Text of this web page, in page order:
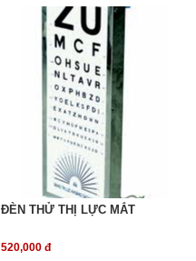
ĐÈN THỬ THỊ LỰC MẮT
520,000 đ